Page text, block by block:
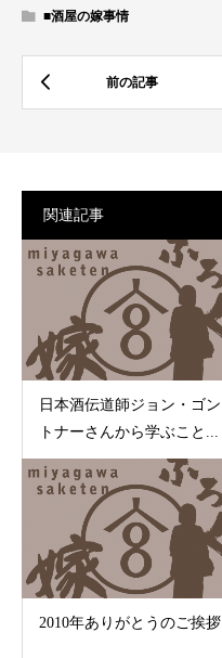
■酒屋の嫁事情
関連記事
日本酒伝道師ジョン・ゴン
トナーさんから学ぶこと...
2010年ありがとうのご挨拶